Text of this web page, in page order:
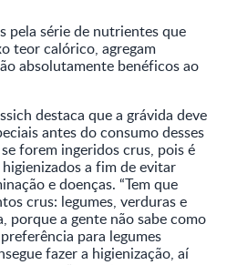
pela série de nutrientes que
teor calórico, agregam
absolutamente benéficos ao
destaca que a grávida deve
antes do consumo desses
forem ingeridos crus, pois é
a fim de evitar
e doenças. “Tem que
crus: legumes, verduras e
porque a gente não sabe como
para legumes
fazer a higienização, aí